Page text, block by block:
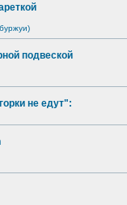
подвеской
не едут":